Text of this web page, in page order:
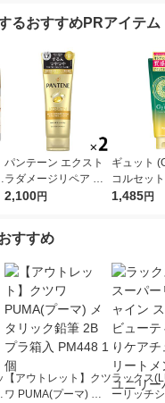
るおすすめPRアイテム
パンテーン エクスト
ラダメージリペア 洗
い流すトリートメント
2,100円
ギュット
コルセッ
ク トリー
1,485円
すすめ
【アウトレット】クツ
ワ PUMA(プーマ) メ
ラックス
ーリッチ